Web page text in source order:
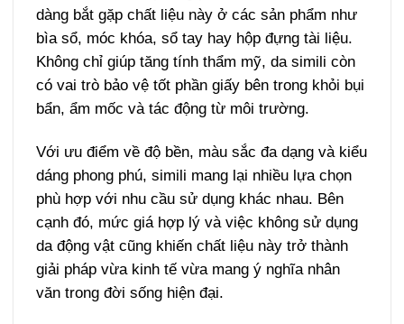
dàng bắt gặp chất liệu này ở các sản phẩm như
bìa sổ, móc khóa, sổ tay hay hộp đựng tài liệu.
Không chỉ giúp tăng tính thẩm mỹ, da simili còn
có vai trò bảo vệ tốt phần giấy bên trong khỏi bụi
bẩn, ẩm mốc và tác động từ môi trường.
Với ưu điểm về độ bền, màu sắc đa dạng và kiểu
dáng phong phú, simili mang lại nhiều lựa chọn
phù hợp với nhu cầu sử dụng khác nhau. Bên
cạnh đó, mức giá hợp lý và việc không sử dụng
da động vật cũng khiến chất liệu này trở thành
giải pháp vừa kinh tế vừa mang ý nghĩa nhân
văn trong đời sống hiện đại.